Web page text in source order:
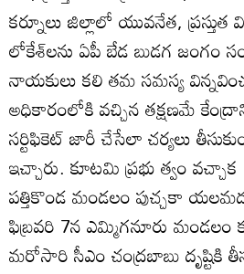
కర్నూలు జిల్లాలో యువనేత,
లోకేశ్‌లను ఏపీ బేడ బుడగ జంగం
నాయకులు కలి తమ సమస్య
అధికారంలోకి వచ్చిన తక్షణమే
సర్టిఫికెట్‌ జారీ చేసేలా చర్యలు
ఇచ్చారు. కూటమి ప్రభు త్వం
పత్తికొండ మండలం పుచ్చకా
ఫిబ్రవరి 7న ఎమ్మిగనూరు
మరోసారి సీఎం చంద్రబాబు దృష్టికి